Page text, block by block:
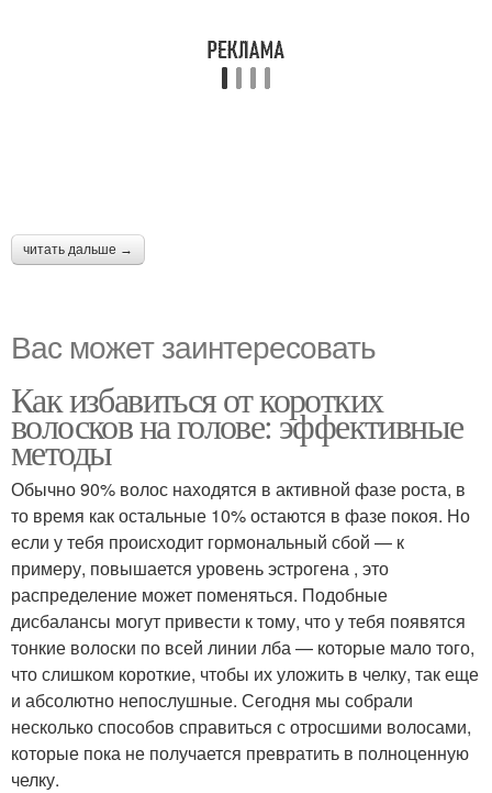
читать дальше →
Вас может заинтересовать
Как избавиться от коротких
волосков на голове: эффективные
методы
Обычно 90% волос находятся в активной фазе роста, в
то время как остальные 10% остаются в фазе покоя. Но
если у тебя происходит гормональный сбой — к
примеру, повышается уровень эстрогена , это
распределение может поменяться. Подобные
дисбалансы могут привести к тому, что у тебя появятся
тонкие волоски по всей линии лба — которые мало того,
что слишком короткие, чтобы их уложить в челку, так еще
и абсолютно непослушные. Сегодня мы собрали
несколько способов справиться с отросшими волосами,
которые пока не получается превратить в полноценную
челку.